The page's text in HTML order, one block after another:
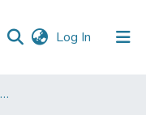
Log In (current)
Наукові видання ОНУ імені І. І. Мечникова